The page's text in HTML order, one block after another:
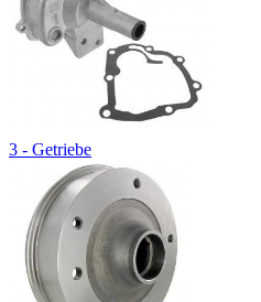
3 - Getriebe